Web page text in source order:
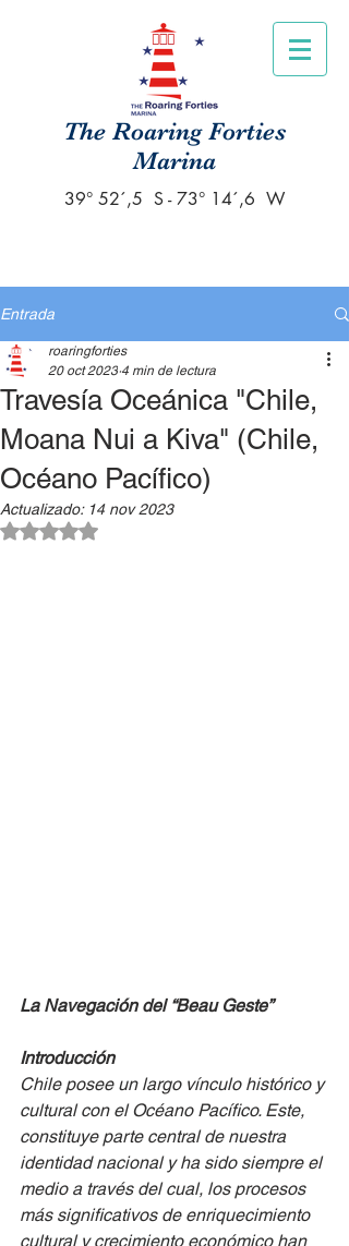
The Roaring Forties
Marina
39° 52´,5 S - 73° 14´,6 W
Entrada
Travesía Oceánica "Chile,
Moana Nui a Kiva" (Chile,
Océano Pacífico)
roaringforties
20 oct 2023 4 min de lectura
Actualizado: 14 nov 2023
Obtuvo NaN de 5 estrellas.
La Navegación del “Beau Geste”
Introducción
Chile posee un largo vínculo histórico y
cultural con el Océano Pacífico. Este,
constituye parte central de nuestra
identidad nacional y ha sido siempre el
medio a través del cual, los procesos
más significativos de enriquecimiento
cultural y crecimiento económico han